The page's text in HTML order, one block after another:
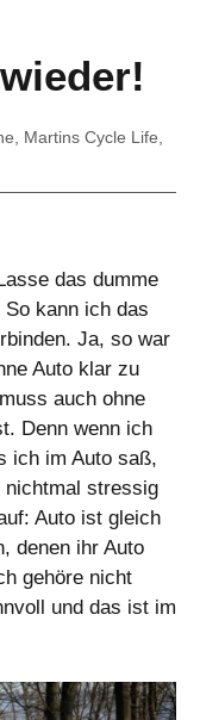
Martins Cycle Life
das dumme
kann ich das
Ja, so war
Auto klar zu
auch ohne
Denn wenn ich
ich im Auto saß,
stressig
Auto ist gleich
denen ihr Auto
gehöre nicht
und das ist im